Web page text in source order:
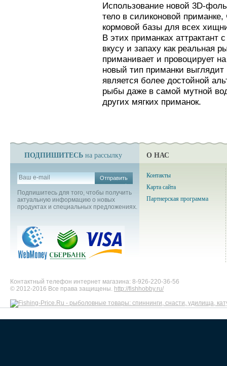
Использование новой 3D-
тело в силиконовой
кормовой базы для всех
В этих приманках
вкусу и запаху как реальная
приманивает и провоцирует
новый тип приманки
является более достойной
рыбы даже в самой мутной
других мягких приманок.
ПОДПИШИТЕСЬ на рассылку
Отправить
Подпишитесь для того, чтобы получить
актуальную информацию о новых
продуктах и специальных предложениях.
О НАС
Контакты
Карта сайта
Партнерская программа
Контактный телефон интернет магазина: 8-926-220-36-56
© 2012-2016 Все права защищены. http://fishhobby.ru/